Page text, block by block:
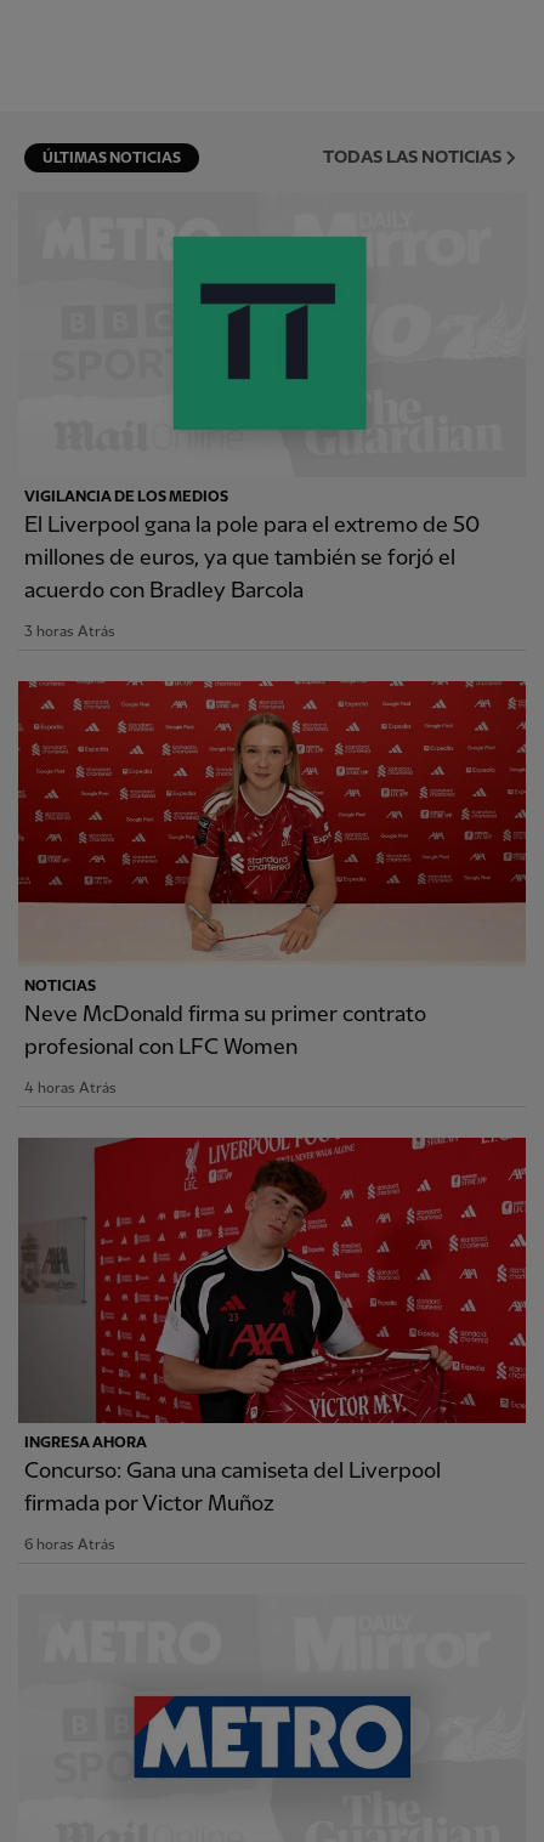
ÚLTIMAS NOTICIAS TODAS LAS NOTICIAS
VIGILANCIA DE LOS MEDIOS
El Liverpool gana la pole para el extremo de 50
millones de euros, ya que también se forjó el
acuerdo con Bradley Barcola
3 horas Atrás
NOTICIAS
Neve McDonald firma su primer contrato
profesional con LFC Women
4 horas Atrás
INGRESA AHORA
Concurso: Gana una camiseta del Liverpool
firmada por Victor Muñoz
6 horas Atrás